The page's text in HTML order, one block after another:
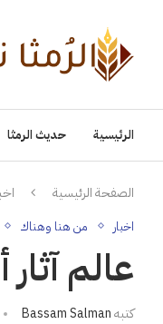
الرئيسية حديث الرمثا
الصفحة الرئيسية
اخبار من هنا وهناك
عالم
كتبهBassam Salman